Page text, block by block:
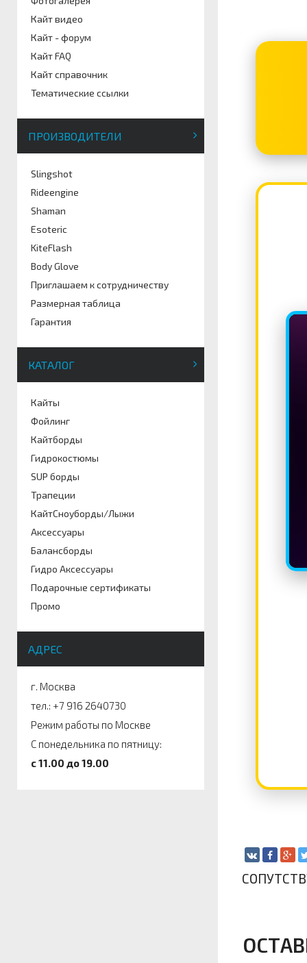
Кайт видео
Кайт - форум
Кайт FAQ
Кайт справочник
Тематические ссылки
ПРОИЗВОДИТЕЛИ
Slingshot
Rideengine
Shaman
Esoteric
KiteFlash
Body Glove
Приглашаем к сотрудничеству
Размерная таблица
Гарантия
КАТАЛОГ
Кайты
Фойлинг
Кайтборды
Гидрокостюмы
SUP борды
Трапеции
КайтСноуборды/Лыжи
Аксессуары
Балансборды
Гидро Аксессуары
Подарочные сертификаты
Промо
АДРЕС
г. Москва
тел.: +7 916 2640730
Режим работы по Москве
С понедельника по пятницу:
c 11.00 до 19.00